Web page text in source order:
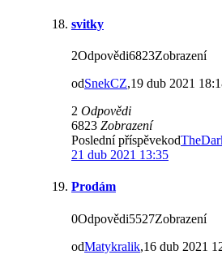
svitky
2Odpovědi6823Zobrazení
odSnekCZ,19 dub 2021
2 Odpovědi
6823 Zobrazení
Poslední příspěvekod
21 dub 2021 13:35
Prodám
0Odpovědi5527Zobrazení
odMatykralik,16 dub 2021